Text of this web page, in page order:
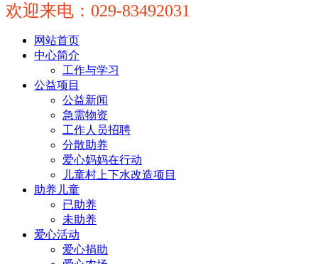
欢迎来电：029-83492031
网站首页
中心简介
工作与学习
公益项目
公益新闻
急需物资
工作人员招聘
分散助养
爱心妈妈在行动
儿童村上下水改造项目
助养儿童
已助养
未助养
爱心活动
爱心捐助